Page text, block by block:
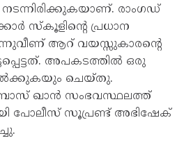
രാംഗഡ്
സ്കൂളിന്റെ പ്രധാന
ആറ് വയസ്സുകാരന്റെ
അപകടത്തിൽ ഒരു
ചെയ്തു.
ഖാൻ സംഭവസ്ഥലത്ത്
പോലീസ് സൂപ്രണ്ട് അഭിഷേക്